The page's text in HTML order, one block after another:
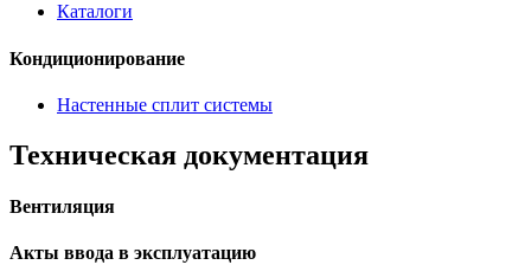
Каталоги
Кондиционирование
Настенные сплит системы
Техническая документация
Вентиляция
Акты ввода в эксплуатацию